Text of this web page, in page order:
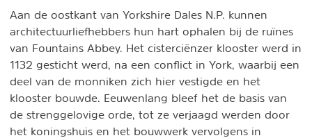
Aan de oostkant van Yorkshire Dales N.P. kunnen
architectuurliefhebbers hun hart ophalen bij de ruïnes
van Fountains Abbey. Het cisterciënzer klooster werd in
1132 gesticht werd, na een conflict in York, waarbij een
deel van de monniken zich hier vestigde en het
klooster bouwde. Eeuwenlang bleef het de basis van
de strenggelovige orde, tot ze verjaagd werden door
het koningshuis en het bouwwerk vervolgens in